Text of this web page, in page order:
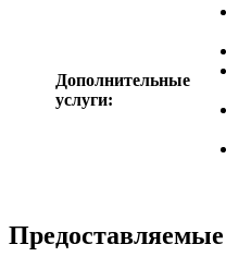
Дополнительные
услуги:
Предоставляемые